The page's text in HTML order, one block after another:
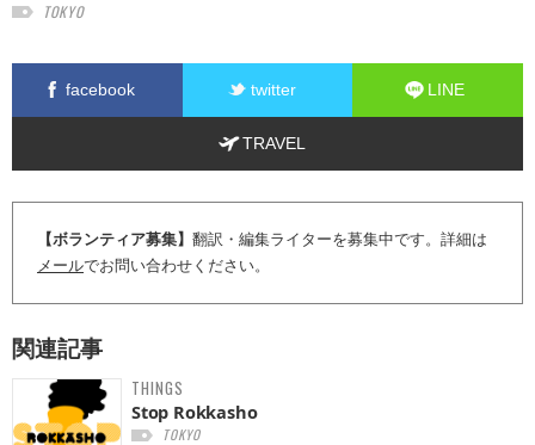
TOKYO
facebook twitter LINE
TRAVEL
【ボランティア募集】 翻訳・編集ライターを募集中です。詳細は
メールでお問い合わせください。
関連記事
THINGS
Stop Rokkasho
TOKYO